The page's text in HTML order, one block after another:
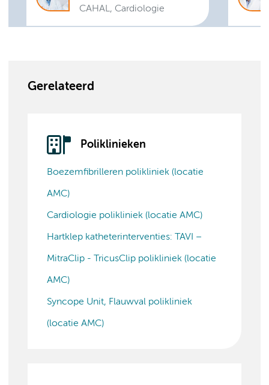
CAHAL, Cardiologie
Gerelateerd
Poliklinieken
Boezemfibrilleren polikliniek (locatie
AMC)
Cardiologie polikliniek (locatie AMC)
Hartklep katheterinterventies: TAVI –
MitraClip - TricusClip polikliniek (locatie
AMC)
Syncope Unit, Flauwval polikliniek
(locatie AMC)